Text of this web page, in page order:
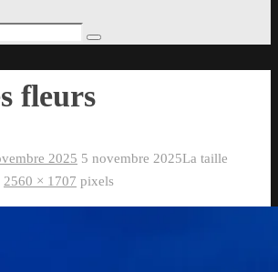
Rechercher
fleurs
2025 5 novembre 2025La taille
2560 × 1707 pixels